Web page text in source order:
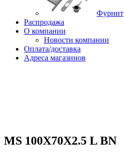
Распродажа
О компании
Новости компании
Оплата/доставка
Адреса магазинов
MS 100X70X2.5 L BN